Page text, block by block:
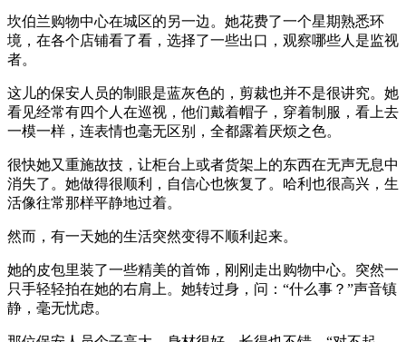
坎伯兰购物中心在城区的另一边。她花费了一个星期熟悉环
境，在各个店铺看了看，选择了一些出口，观察哪些人是监视
者。
这儿的保安人员的制眼是蓝灰色的，剪裁也并不是很讲究。她
看见经常有四个人在巡视，他们戴着帽子，穿着制服，看上去
一模一样，连表情也毫无区别，全都露着厌烦之色。
很快她又重施故技，让柜台上或者货架上的东西在无声无息中
消失了。她做得很顺利，自信心也恢复了。哈利也很高兴，生
活像往常那样平静地过着。
然而，有一天她的生活突然变得不顺利起来。
她的皮包里装了一些精美的首饰，刚刚走出购物中心。突然一
只手轻轻拍在她的右肩上。她转过身，问：“什么事？”声音镇
静，毫无忧虑。